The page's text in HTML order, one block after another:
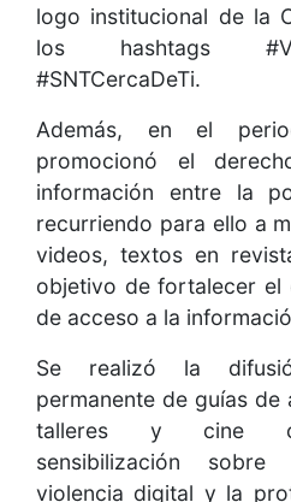
logo institucional de la
los hashtags
#SNTCercaDeTi.
Además, en el
promocionó el
información entre la
recurriendo para ello a
videos, textos en
objetivo de fortalecer el
de acceso a la
Se realizó la
permanente de guías
talleres y cine
sensibilización
violencia digital y la